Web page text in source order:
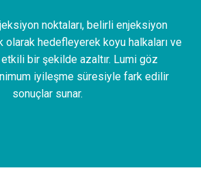
noktaları, belirli enjeksiyon
olarak hedefleyerek koyu halkaları ve
bir şekilde azaltır. Lumi göz
iyileşme süresiyle fark edilir
sonuçlar sunar.